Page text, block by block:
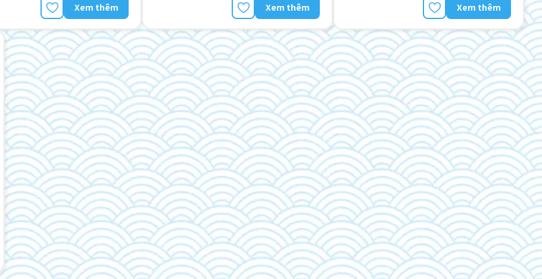
Xem thêm Xem thêm Xem thêm